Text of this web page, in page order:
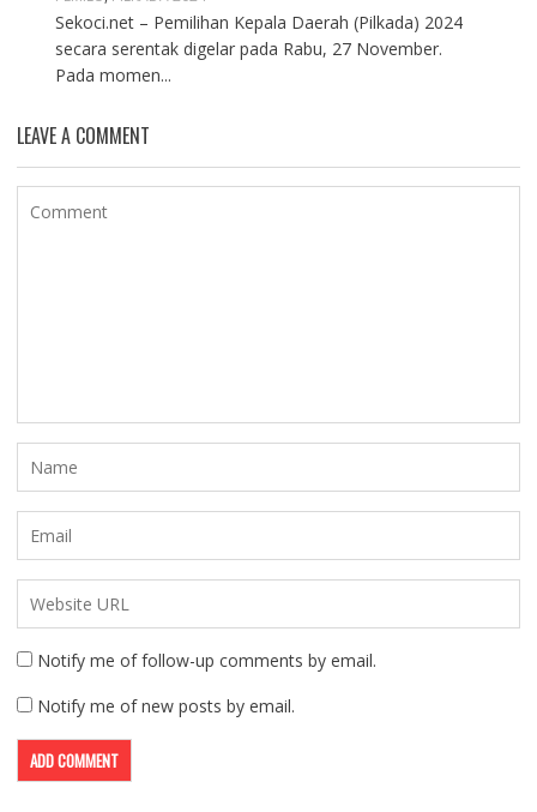
Sekoci.net – Pemilihan Kepala Daerah (Pilkada) 2024
secara serentak digelar pada Rabu, 27 November.
Pada momen...
LEAVE A COMMENT
Notify me of follow-up comments by email.
Notify me of new posts by email.